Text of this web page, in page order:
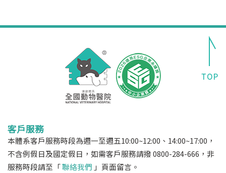
客戶服務
本體系客戶服務時段為週一至週五10:00~12:00、14:00~17:00，
不含例假日及國定假日，如需客戶服務請撥 0800-284-666，非
服務時段請至「聯絡我們 」頁面留言。